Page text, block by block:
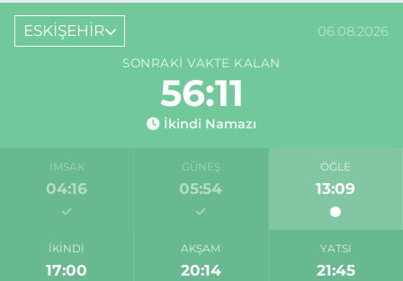
ESKİŞEHİR 06.08.2026
SONRAKI VAKTE KALAN
56:10
İkindi Namazı
İMSAK
04:16
GÜNEŞ
05:54
ÖĞLE
13:09
İKINDI
17:00
AKŞAM
20:14
YATSI
21:45